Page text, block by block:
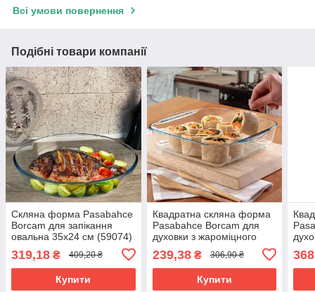
Всі умови повернення
Подібні товари компанії
Скляна форма Pasabahce
Borcam для запікання
овальна 35х24 см (59074)
319,18 ₴ 409,20 ₴
Купити
Квадратна скляна форма
Pasabahce Borcam для
духовки з жароміцного
239,38₴ 306,90 ₴
Купити